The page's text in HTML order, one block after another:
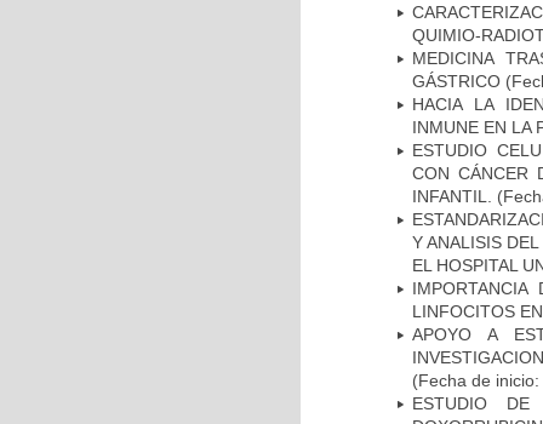
QUIMIO-
MEDICINA
GÁSTRICO
HACIA LA
INMUNE EN LA
ESTUDIO
CON CÁNCER
INFANTIL.
Y ANALISIS
EL HOSPITAL
LINFOCITOS
APOYO A
(Fecha de
ESTUDIO DE